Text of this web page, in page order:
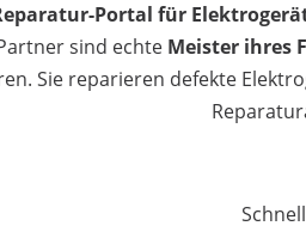
Portal für
sind echte Meister ihres
Sie reparieren defekte